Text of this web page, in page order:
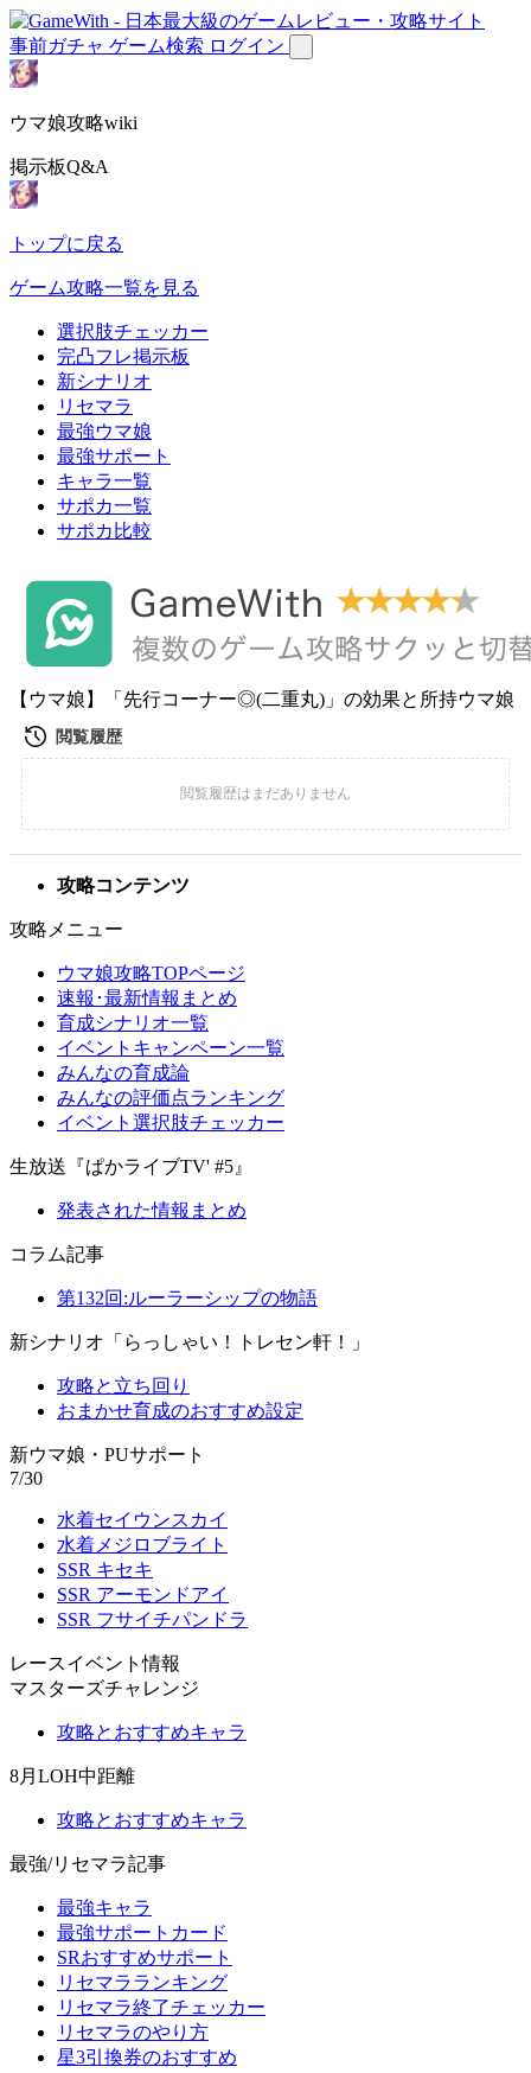
事前ガチャ ゲーム検索 ログイン
ウマ娘攻略wiki
掲示板Q&A
トップに戻る
ゲーム攻略一覧を見る
選択肢チェッカー
完凸フレ掲示板
新シナリオ
リセマラ
最強ウマ娘
最強サポート
キャラ一覧
サポカ一覧
サポカ比較
【ウマ娘】「先行コーナー◎(二重丸)」の効果と所持ウマ娘
攻略コンテンツ
攻略メニュー
ウマ娘攻略TOPページ
速報･最新情報まとめ
育成シナリオ一覧
イベントキャンペーン一覧
みんなの育成論
みんなの評価点ランキング
イベント選択肢チェッカー
生放送『ぱかライブTV' #5』
発表された情報まとめ
コラム記事
第132回:ルーラーシップの物語
新シナリオ「らっしゃい！トレセン軒！」
攻略と立ち回り
おまかせ育成のおすすめ設定
新ウマ娘・PUサポート
7/30
水着セイウンスカイ
水着メジロブライト
SSR キセキ
SSR アーモンドアイ
SSR フサイチパンドラ
レースイベント情報
マスターズチャレンジ
攻略とおすすめキャラ
8月LOH中距離
攻略とおすすめキャラ
最強/リセマラ記事
最強キャラ
最強サポートカード
SRおすすめサポート
リセマラランキング
リセマラ終了チェッカー
リセマラのやり方
星3引換券のおすすめ